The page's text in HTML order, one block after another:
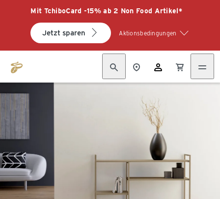
Mit TchiboCard -15% ab 2 Non Food Artikel*
Jetzt sparen Aktionsbedingungen